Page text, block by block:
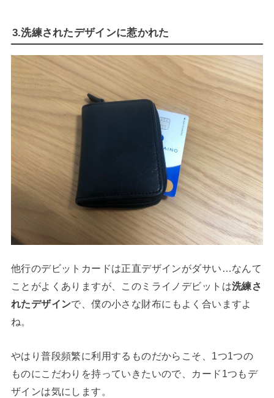
3.洗練されたデザインに惹かれた
他行のデビットカードは正直デザインがダサい…なんて
ことがよくありますが、このミライノデビットは洗練さ
れたデザインで、僕の小さな財布にもよく合いますよ
ね。
やはり普段頻繁に利用するものだからこそ、1つ1つの
ものにこだわりを持っていきたいので、カード1つもデ
ザインは気にします。